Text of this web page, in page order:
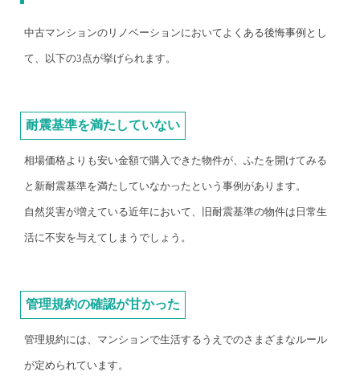
中古マンションのリノベーションにおいてよくある後悔事例とし
て、以下の3点が挙げられます。
耐震基準を満たしていない
相場価格よりも安い金額で購入できた物件が、ふたを開けてみる
と新耐震基準を満たしていなかったという事例があります。
自然災害が増えている近年において、旧耐震基準の物件は日常生
活に不安を与えてしまうでしょう。
管理規約の確認が甘かった
管理規約には、マンションで生活するうえでのさまざまなルール
が定められています。